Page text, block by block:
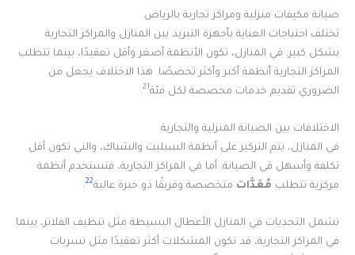
صيانة مكيفات منزلية ومراكز تجارية بالرياض
تختلف احتياجات العناية بأجهزة التبريد بين المنازل والمراكز التجارية
بشكل كبير. في المنازل، تكون الأنظمة أصغر وأقل تعقيدًا، بينما تتطلب
المراكز التجارية أنظمة أكبر وأكثر تخصصًا. هذا الاختلاف يجعل من
الضروري تقديم خدمات مخصصة لكل فئة21
.
الاختلافات بين الصيانة المنزلية والتجارية
في المنازل، يتم التركيز على أنظمة السبليت والشباك، والتي تكون أقل
تكلفة وأسهل في الصيانة. أما في المراكز التجارية، فتستخدم أنظمة
مركزية تتطلب مُعَدَّات متخصصة وفريقًا ذو خبرة عالية22
.
تشمل التحديات في المنازل الأعطال البسيطة مثل تنظيف الفلاتر، بينما
في المراكز التجارية، قد تكون المشكلات أكثر تعقيدًا مثل تسربات